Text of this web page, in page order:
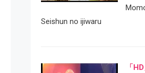
Seishun no ijiwaru
「